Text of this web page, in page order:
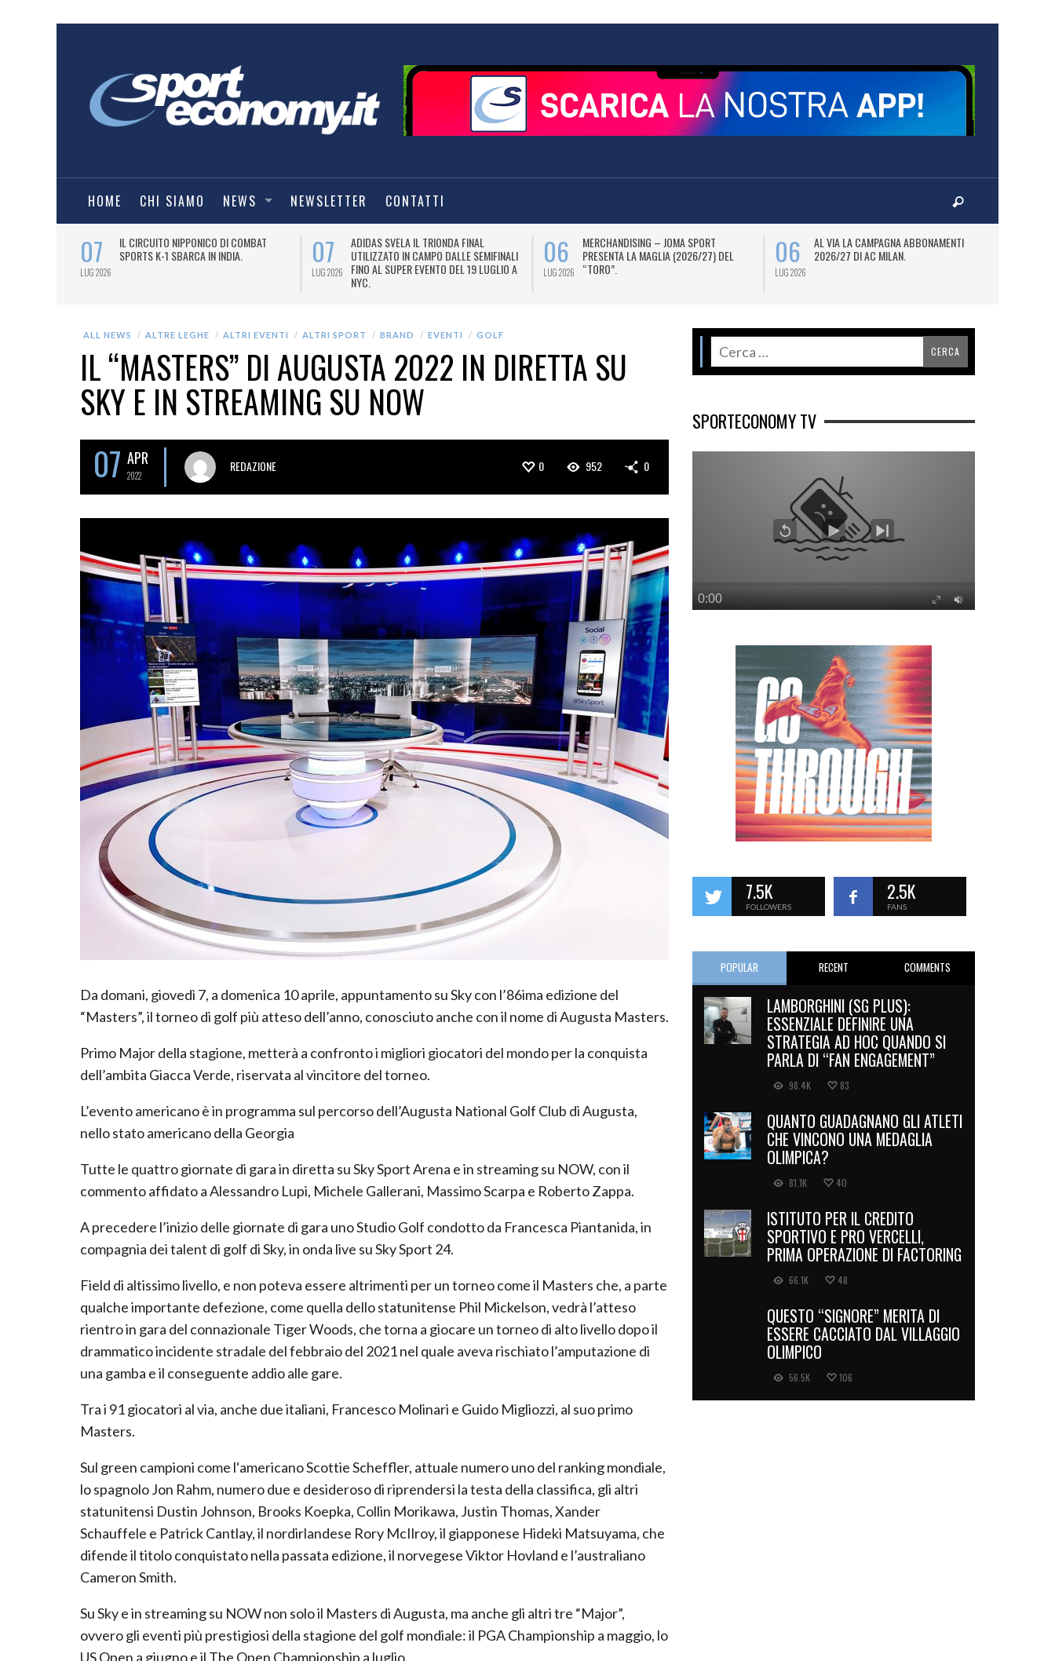
HOME CHI SIAMO NEWS NEWSLETTER CONTATTI
07
LUG 2026
IL CIRCUITO NIPPONICO DI COMBAT
SPORTS K-1 SBARCA IN INDIA.
07
LUG 2026
ADIDAS SVELA IL TRIONDA FINAL
UTILIZZATO IN CAMPO DALLE SEMIFINALI
FINO AL SUPER EVENTO DEL 19 LUGLIO A
NYC.
06
LUG 2026
MERCHANDISING – JOMA SPORT
PRESENTA LA MAGLIA (2026/27) DEL
“TORO”.
06
LUG 2026
AL VIA LA CAMPAGNA ABBONAMENTI
2026/27 DI AC MILAN.
ALL NEWS ALTRE LEGHE ALTRI EVENTI ALTRI SPORT BRAND EVENTI GOLF
IL “MASTERS” DI AUGUSTA 2022 IN DIRETTA SU
SKY E IN STREAMING SU NOW
07 APR
2022
REDAZIONE 0 952 0
Da domani, giovedì 7, a domenica 10 aprile, appuntamento su Sky con l’86ima edizione del
“Masters”, il torneo di golf più atteso dell’anno, conosciuto anche con il nome di Augusta Masters.
Primo Major della stagione, metterà a confronto i migliori giocatori del mondo per la conquista
dell’ambita Giacca Verde, riservata al vincitore del torneo.
L’evento americano è in programma sul percorso dell’Augusta National Golf Club di Augusta,
nello stato americano della Georgia
Tutte le quattro giornate di gara in diretta su Sky Sport Arena e in streaming su NOW, con il
commento affidato a Alessandro Lupi, Michele Gallerani, Massimo Scarpa e Roberto Zappa.
A precedere l’inizio delle giornate di gara uno Studio Golf condotto da Francesca Piantanida, in
compagnia dei talent di golf di Sky, in onda live su Sky Sport 24.
Field di altissimo livello, e non poteva essere altrimenti per un torneo come il Masters che, a parte
qualche importante defezione, come quella dello statunitense Phil Mickelson, vedrà l’atteso
rientro in gara del connazionale Tiger Woods, che torna a giocare un torneo di alto livello dopo il
drammatico incidente stradale del febbraio del 2021 nel quale aveva rischiato l’amputazione di
una gamba e il conseguente addio alle gare.
Tra i 91 giocatori al via, anche due italiani, Francesco Molinari e Guido Migliozzi, al suo primo
Masters.
Sul green campioni come l‘americano Scottie Scheffler, attuale numero uno del ranking mondiale,
lo spagnolo Jon Rahm, numero due e desideroso di riprendersi la testa della classifica, gli altri
statunitensi Dustin Johnson, Brooks Koepka, Collin Morikawa, Justin Thomas, Xander
Schauffele e Patrick Cantlay, il nordirlandese Rory McIlroy, il giapponese Hideki Matsuyama, che
difende il titolo conquistato nella passata edizione, il norvegese Viktor Hovland e l’australiano
Cameron Smith.
Su Sky e in streaming su NOW non solo il Masters di Augusta, ma anche gli altri tre “Major”,
ovvero gli eventi più prestigiosi della stagione del golf mondiale: il PGA Championship a maggio, lo
US Open a giugno e il The Open Championship a luglio.
SPORTECONOMY TV
7.5K
FOLLOWERS
2.5K
FANS
POPULAR RECENT COMMENTS
LAMBORGHINI (SG PLUS):
ESSENZIALE DEFINIRE UNA
STRATEGIA AD HOC QUANDO SI
PARLA DI “FAN ENGAGEMENT”
98.4K 83
QUANTO GUADAGNANO GLI ATLETI
CHE VINCONO UNA MEDAGLIA
OLIMPICA?
81.1K 40
ISTITUTO PER IL CREDITO
SPORTIVO E PRO VERCELLI,
PRIMA OPERAZIONE DI FACTORING
66.1K 48
QUESTO “SIGNORE” MERITA DI
ESSERE CACCIATO DAL VILLAGGIO
OLIMPICO
56.5K 106